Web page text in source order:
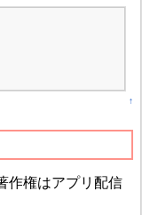
↑
作権はアプリ配信